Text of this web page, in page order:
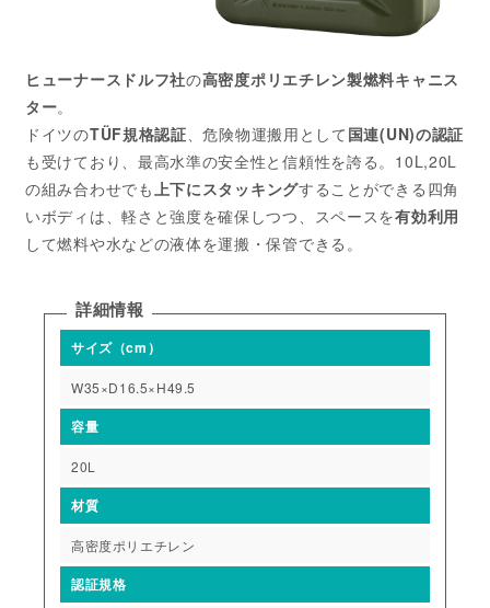
ヒューナースドルフ社の高密度ポリエチレン製燃料キャニス
ター。
ドイツのTÜF規格認証、危険物運搬用として 国連(UN)の認証
も受けており、最高水準の安全性と信頼性を誇る。10L,20L
の組み合わせでも上下にスタッキングすることができる四角
いボディは、軽さと強度を確保しつつ、スペースを有効利用
して燃料や水などの液体を運搬・保管できる。
詳細情報
サイズ（cm）
W35×D16.5×H49.5
容量
20L
材質
高密度ポリエチレン
認証規格